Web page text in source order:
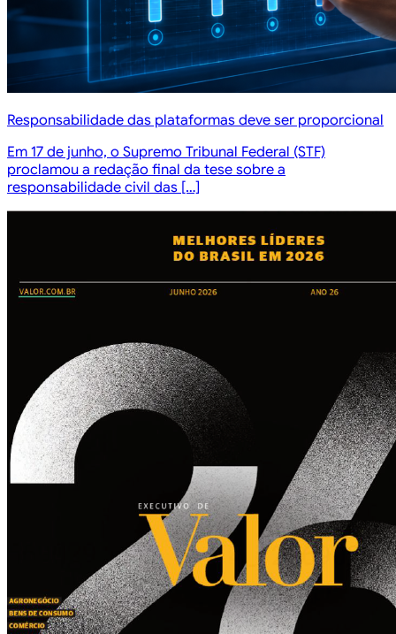
Responsabilidade das plataformas deve ser proporcional
Em 17 de junho, o Supremo Tribunal Federal (STF)
proclamou a redação final da tese sobre a
responsabilidade civil das […]